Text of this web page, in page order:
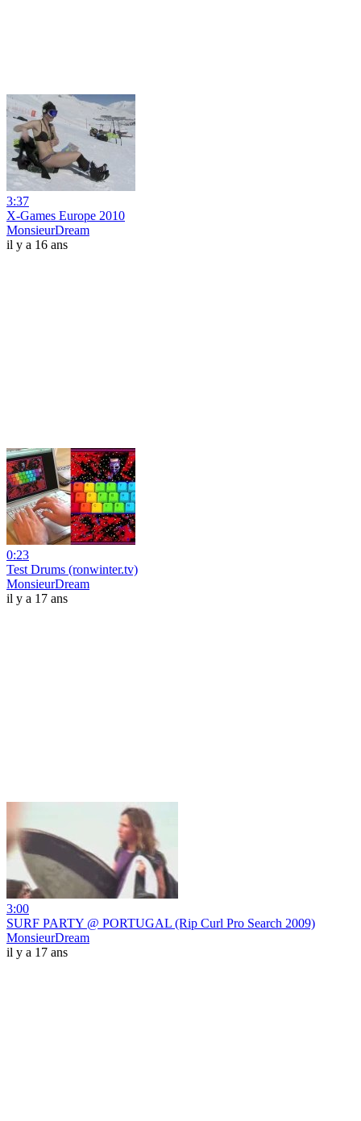
3:37
X-Games Europe 2010
MonsieurDream
il y a 16 ans
0:23
Test Drums (ronwinter.tv)
MonsieurDream
il y a 17 ans
3:00
SURF PARTY @ PORTUGAL (Rip Curl Pro Search 2009)
MonsieurDream
il y a 17 ans